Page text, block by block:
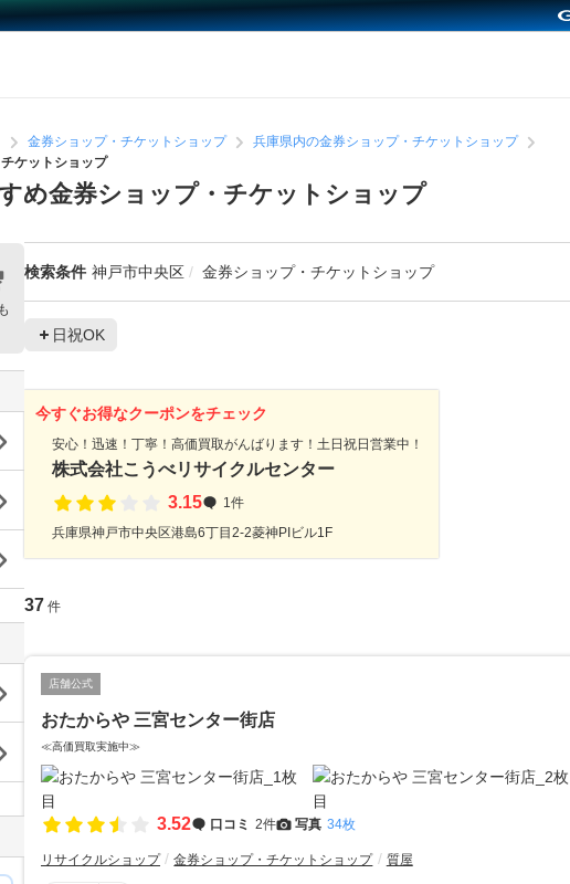
金券ショップ・チケットショップ
兵庫県内の金券ショップ・チケットショップ
ケットショップ
め金券ショップ・チケットショップ
検索条件 神戸市中央区 金券ショップ・チケットショップ
日祝OK
今すぐお得なクーポンをチェック
安心！迅速！丁寧！高価買取がんばります！土日祝日営業中！
株式会社こうべリサイクルセンター
3.15
1件
兵庫県神戸市中央区港島6丁目2-2菱神PIビル1F
37 件
店舗公式
おたからや 三宮センター街店
≪高価買取実施中≫
3.52 口コミ 2件 写真 34枚
リサイクルショップ 金券ショップ・チケットショップ 質屋